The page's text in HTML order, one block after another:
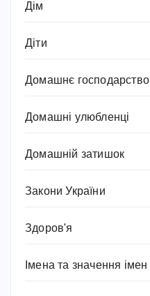
Дім
Діти
Домашнє господарство
Домашні улюбленці
Домашній затишок
Закони України
Здоров'я
Імена та значення імен